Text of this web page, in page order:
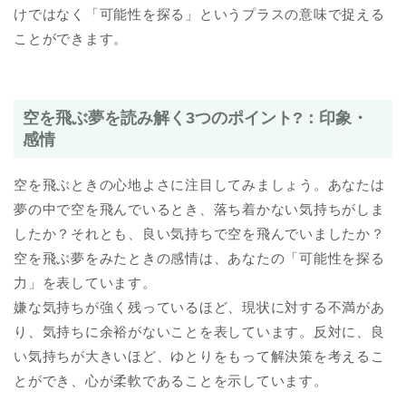
けではなく「可能性を探る」というプラスの意味で捉える
ことができます。
空を飛ぶ夢を読み解く3つのポイント?：印象・
感情
空を飛ぶときの心地よさに注目してみましょう。あなたは
夢の中で空を飛んでいるとき、落ち着かない気持ちがしま
したか？それとも、良い気持ちで空を飛んでいましたか？
空を飛ぶ夢をみたときの感情は、あなたの「可能性を探る
力」を表しています。
嫌な気持ちが強く残っているほど、現状に対する不満があ
り、気持ちに余裕がないことを表しています。反対に、良
い気持ちが大きいほど、ゆとりをもって解決策を考えるこ
とができ、心が柔軟であることを示しています。